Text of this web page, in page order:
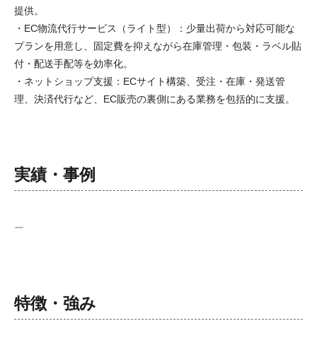
提供。
・EC物流代行サービス（ライト型）：少量出荷から対応可能な
プランを用意し、固定費を抑えながら在庫管理・包装・ラベル貼
付・配送手配等を効率化。
・ネットショップ支援：ECサイト構築、受注・在庫・発送管
理、決済代行など、EC販売の裏側にある業務を包括的に支援。
実績・事例
ー
特徴・強み